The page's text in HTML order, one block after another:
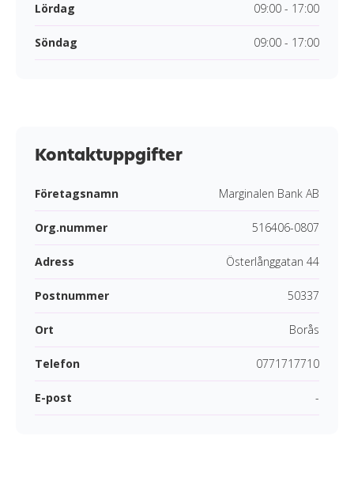
Lördag 09:00 - 17:00
Söndag 09:00 - 17:00
Kontaktuppgifter
Företagsnamn Marginalen Bank AB
Org.nummer 516406-0807
Adress Österlånggatan 44
Postnummer 50337
Ort Borås
Telefon 0771717710
E-post -